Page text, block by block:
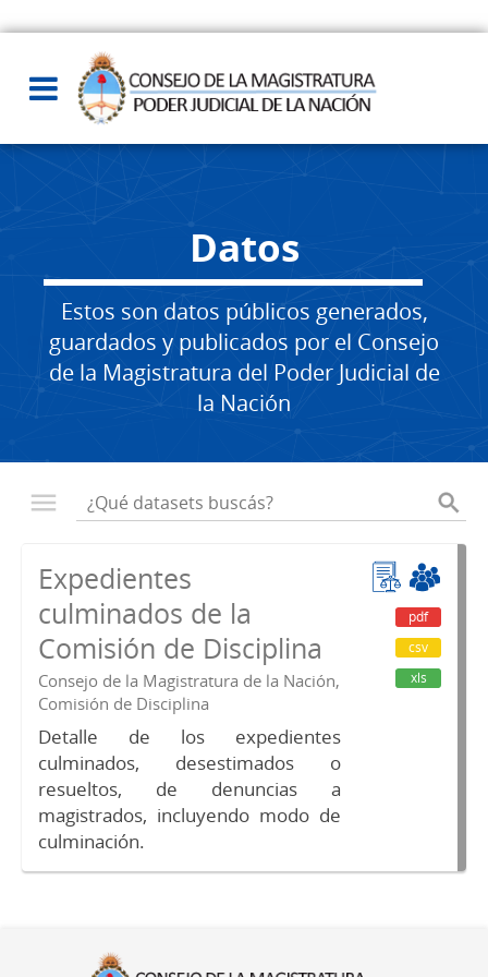
Datos
Estos son datos públicos generados,
guardados y publicados por el Consejo
de la Magistratura del Poder Judicial de
la Nación
Expedientes
culminados de la
Comisión de Disciplina
Consejo de la Magistratura de la Nación,
Comisión de Disciplina
Detalle de los expedientes
culminados, desestimados o
resueltos, de denuncias a
magistrados, incluyendo modo de
culminación.
pdf
csv
xls